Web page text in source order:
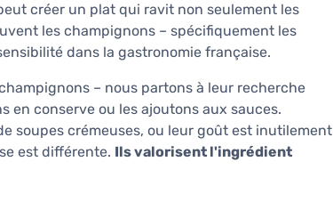
créer un plat qui ravit non seulement les
les champignons – spécifiquement les
dans la gastronomie française.
– nous partons à leur recherche
en conserve ou les ajoutons aux sauces.
soupes crémeuses, ou leur goût est inutilement
est différente. Ils valorisent l'ingrédient